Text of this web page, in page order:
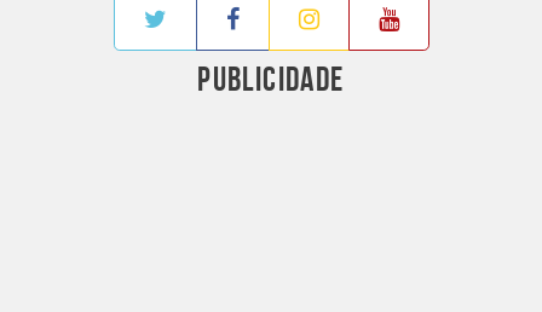
PUBLICIDADE